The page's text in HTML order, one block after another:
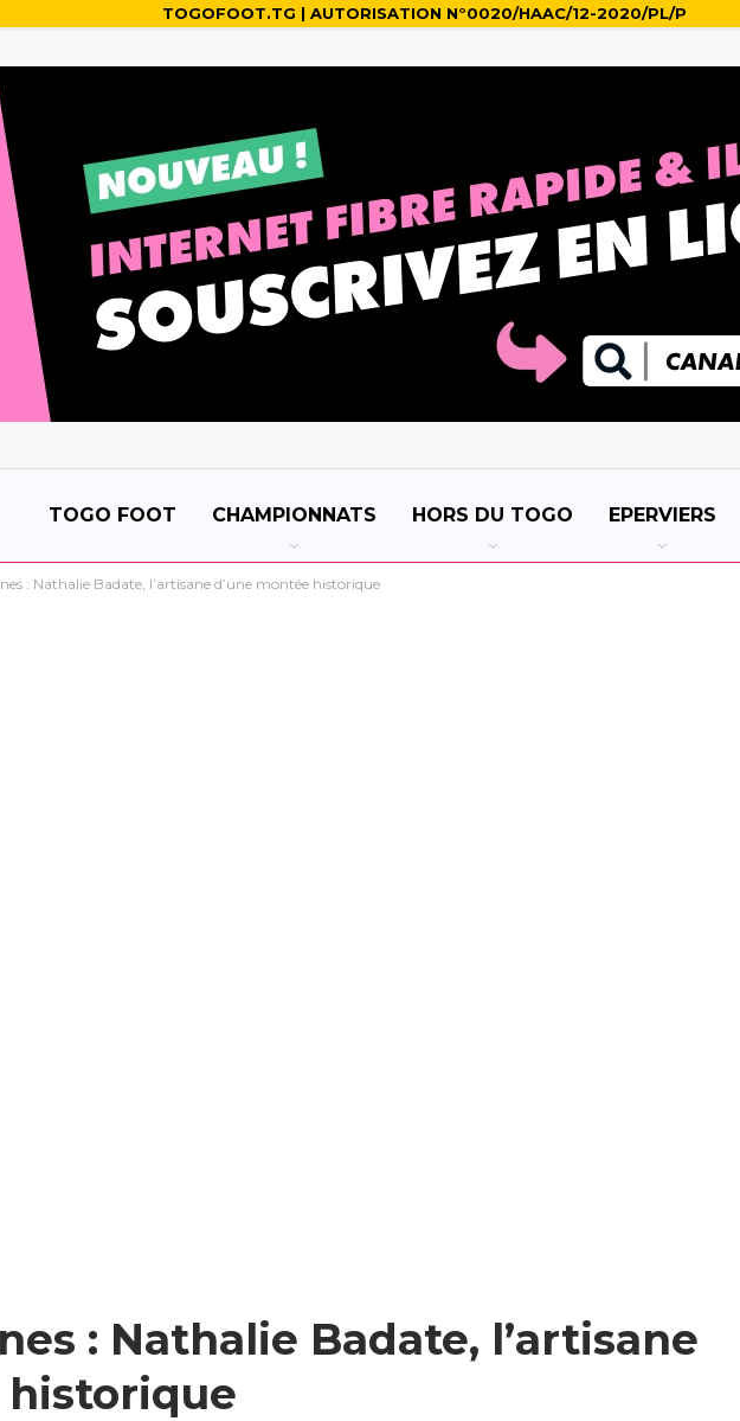
TOGOFOOT.TG | AUTORISATION N°0020/HAAC/12-2020/PL/P
TOGO FOOT CHAMPIONNATS HORS DU TOGO EPERVIERS
: Nathalie Badate, l’artisane d’une montée historique
: Nathalie Badate, l’artisane
historique